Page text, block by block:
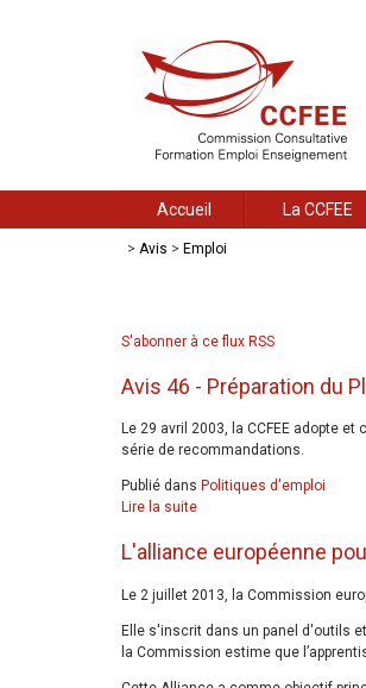
Accueil La CCFEE
> Avis > Emploi
S'abonner à ce flux RSS
Avis 46 - Préparation du
Le 29 avril 2003, la CCFEE adopte
série de recommandations.
Publié dans Politiques d'emploi
Lire la suite
L'alliance européenne
Le 2 juillet 2013, la Commission
Elle s'inscrit dans un panel d'outils
la Commission estime que